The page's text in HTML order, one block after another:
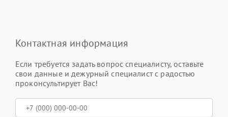
Контактная информация
Если требуется задать вопрос специалисту, оставьте
свои данные и дежурный специалист с радостью
проконсультирует Вас!